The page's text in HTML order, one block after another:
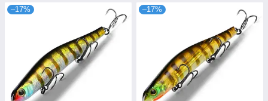
–17% –17%